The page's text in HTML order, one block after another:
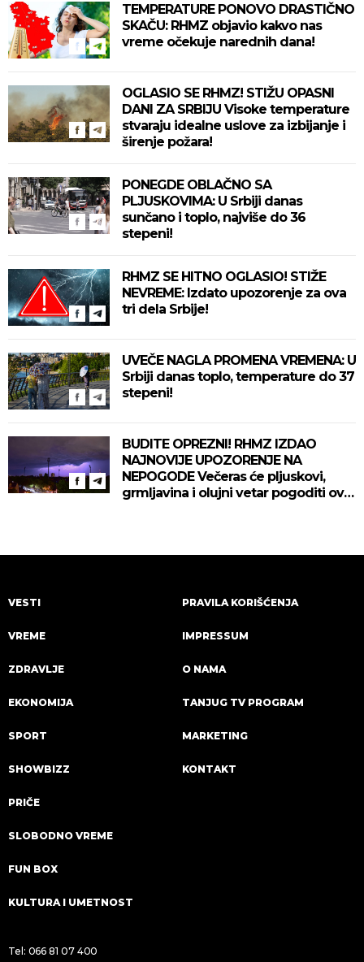
TEMPERATURE PONOVO DRASTIČNO
SKAČU: RHMZ objavio kakvo nas
vreme očekuje narednih dana!
OGLASIO SE RHMZ! STIŽU OPASNI
DANI ZA SRBIJU Visoke temperature
stvaraju idealne uslove za izbijanje i
širenje požara!
PONEGDE OBLAČNO SA
PLJUSKOVIMA: U Srbiji danas
sunčano i toplo, najviše do 36
stepeni!
RHMZ SE HITNO OGLASIO! STIŽE
NEVREME: Izdato upozorenje za ova
tri dela Srbije!
UVEČE NAGLA PROMENA VREMENA: U
Srbiji danas toplo, temperature do 37
stepeni!
BUDITE OPREZNI! RHMZ IZDAO
NAJNOVIJE UPOZORENJE NA
NEPOGODE Večeras će pljuskovi,
grmljavina i olujni vetar pogoditi ove
VESTI
VREME
ZDRAVLJE
EKONOMIJA
SPORT
SHOWBIZZ
PRIČE
SLOBODNO VREME
FUN BOX
KULTURA I UMETNOST
PRAVILA KORIŠĆENJA
IMPRESSUM
O NAMA
TANJUG TV PROGRAM
MARKETING
KONTAKT
Tel: 066 81 07 400